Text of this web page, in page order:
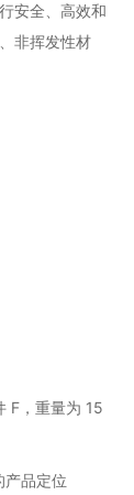
安全、高效和
非挥发性材
F，重量为 15
产品定位